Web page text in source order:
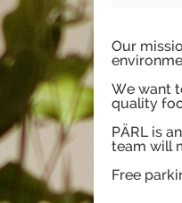
Our
We want
quality
PÄRL is
team will
Free